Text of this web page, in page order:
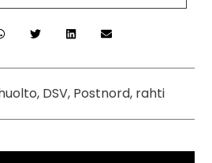
DSV, Postnord, rahti